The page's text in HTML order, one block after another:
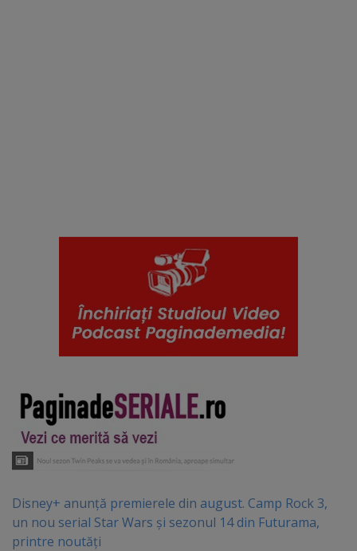
Disney+ anunță premierele din august. Camp Rock 3,
un nou serial Star Wars și sezonul 14 din Futurama,
printre noutăți